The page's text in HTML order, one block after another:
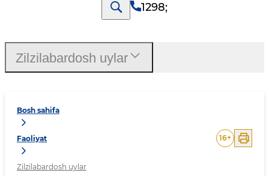
1298;
Bosh sahifa
Faoliyat
Zilzilabardosh uylar
16+
Zilzilabardosh uylar